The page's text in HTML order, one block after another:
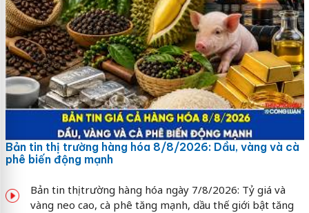
Bản tin thị trường hàng hóa 8/8/2026: Dầu, vàng và cà
phê biến động mạnh
Bản tin thị trường hàng hóa ngày 7/8/2026: Tỷ giá và
vàng neo cao, cà phê tăng mạnh, dầu thế giới bật tăng